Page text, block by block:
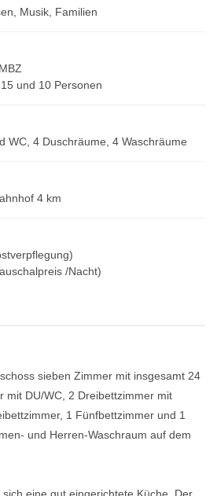
Musik, Familien
und 10 Personen
WC, 4 Duschräume, 4 Waschräume
4 km
/Nacht)
sieben Zimmer mit insgesamt 24
mit DU/WC, 2 Dreibettzimmer mit
1 Fünfbettzimmer und 1
und Herren-Waschraum auf dem
eine gut eingerichtete Küche. Der